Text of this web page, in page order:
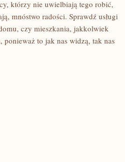
którzy nie uwielbiają tego robić,
mnóstwo radości. Sprawdź usługi
czy mieszkania, jakkolwiek
ponieważ to jak nas widzą, tak nas